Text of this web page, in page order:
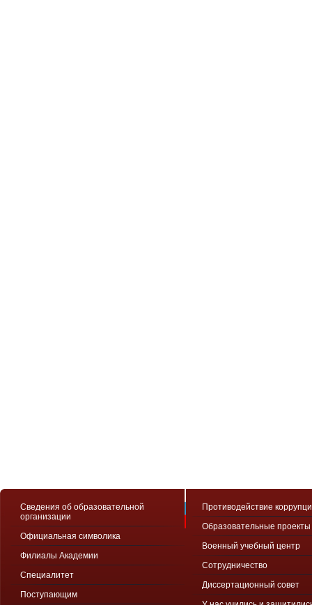
Сведения об образовательной
организации
Официальная символика
Филиалы Академии
Специалитет
Поступающим
Противодействие
Образовательные проекты
Военный учебный центр
Сотрудничество
Диссертационный совет